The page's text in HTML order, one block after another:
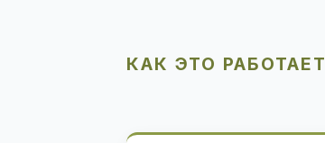
КАК ЭТО РАБОТАЕТ